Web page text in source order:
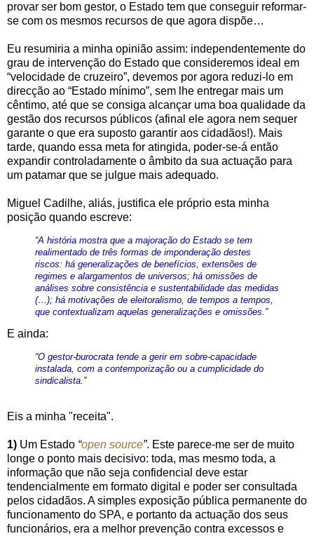
provar ser bom gestor, o Estado tem que conseguir reformar-
se com os mesmos recursos de que agora dispõe…
Eu resumiria a minha opinião assim: independentemente do
grau de intervenção do Estado que consideremos ideal em
“velocidade de cruzeiro”, devemos por agora reduzi-lo em
direcção ao “Estado mínimo”, sem lhe entregar mais um
cêntimo, até que se consiga alcançar uma boa qualidade da
gestão dos recursos públicos (afinal ele agora nem sequer
garante o que era suposto garantir aos cidadãos!). Mais
tarde, quando essa meta for atingida, poder-se-á então
expandir controladamente o âmbito da sua actuação para
um patamar que se julgue mais adequado.
Miguel Cadilhe, aliás, justifica ele próprio esta minha
posição quando escreve:
“A história mostra que a majoração do Estado se tem
realimentado de três formas de imponderação destes
riscos: há generalizações de benefícios, extensões de
regimes e alargamentos de universos; há omissões de
análises sobre consistência e sustentabilidade das medidas
(…); há motivações de eleitoralismo, de tempos a tempos,
que contextualizam aquelas generalizações e omissões.”
E ainda:
“O gestor-burocrata tende a gerir em sobre-capacidade
instalada, com a contemporização ou a cumplicidade do
sindicalista.”
Eis a minha "receita".
1) Um Estado “open source”. Este parece-me ser de muito
longe o ponto mais decisivo: toda, mas mesmo toda, a
informação que não seja confidencial deve estar
tendencialmente em formato digital e poder ser consultada
pelos cidadãos. A simples exposição pública permanente do
funcionamento do SPA, e portanto da actuação dos seus
funcionários, era a melhor prevenção contra excessos e